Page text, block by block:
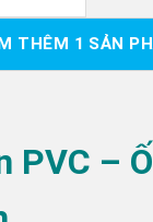
THÊM 1 SẢN
PVC –